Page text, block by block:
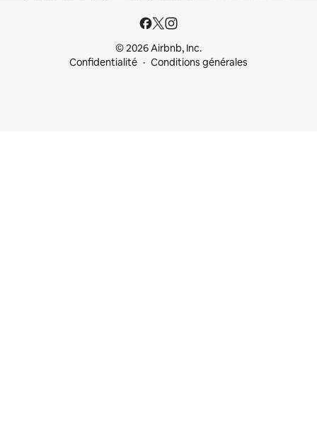
© 2026 Airbnb, Inc.
Confidentialité
Conditions générales